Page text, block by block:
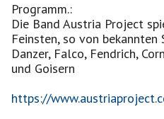
Programm.:
Die Band Austria Project
Feinsten, so von bekannten
Danzer, Falco, Fendrich,
und Goisern
https://